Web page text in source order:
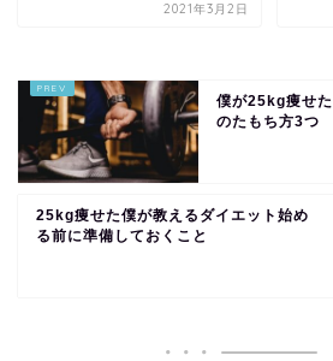
2021年3月2日
僕が25kg痩せ
のたもち方3つ
25kg痩せた僕が教えるダイエット始め
る前に準備しておくこと